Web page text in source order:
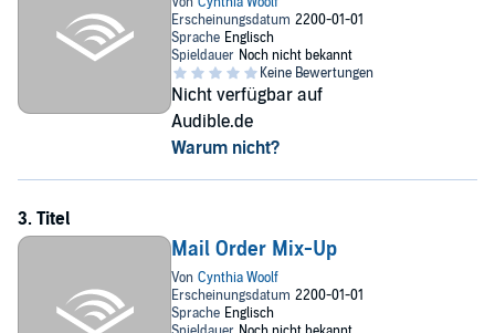
Nicht verfügbar auf
Audible.de
Warum nicht?
Mail Order Mix-Up